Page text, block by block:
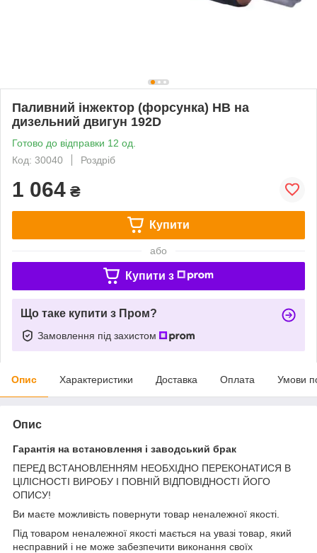
Паливний інжектор (форсунка) HB на
дизельний двигун 192D
Готово до відправки 12 од.
Код: 30040
Роздріб
1 064 ₴
Купити
або
Купити з
Що таке купити з Пром?
Замовлення під захистом
Опис Характеристики Доставка Оплата Умови
Опис
Гарантія на встановлення і заводський брак
ПЕРЕД ВСТАНОВЛЕННЯМ НЕОБХІДНО ПЕРЕКОНАТИСЯ В
ЦІЛІСНОСТІ ВИРОБУ І ПОВНІЙ ВІДПОВІДНОСТІ ЙОГО
ОПИСУ!
Ви маєте можливість повернути товар неналежної якості.
Під товаром неналежної якості мається на увазі товар, який
несправний і не може забезпечити виконання своїх